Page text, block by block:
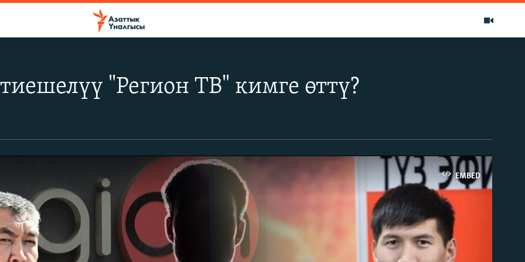
"Регион ТВ" кимге өттү?
EMBED